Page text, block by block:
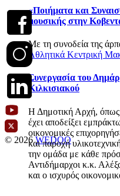
«Ποιήματα και
μουσικής στην
Με τη συνοδεία της
Αθλητικά Κεντρική
Συνεργασία του
Κιλκισιακού
Η Δημοτική Αρχή, όπως
έχει αποδείξει
οικονομικές
και παροχή
την ομάδα με κάθε
Αντιδήμαρχοι κ.κ.
και ο ισχυρός
© 2026WEDOO